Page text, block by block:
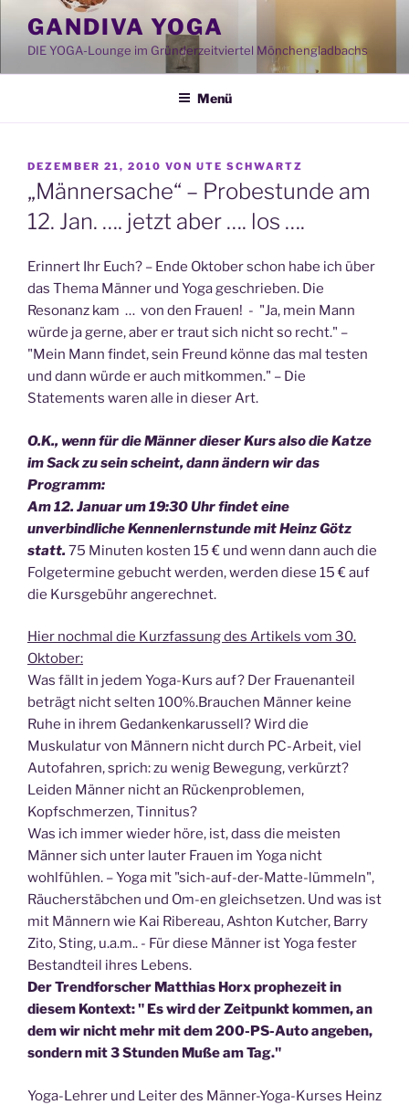
Inhalt
springen
GANDIVA YOGA
DIE YOGA-Lounge im Gründerzeitviertel Mönchengladbachs
Menü
VERÖFFENTLICHT
AM
DEZEMBER 21, 2010 VON UTE SCHWARTZ
„Männersache“ – Probestunde am
12. Jan. …. jetzt aber …. los ….
Erinnert Ihr Euch? – Ende Oktober schon habe ich über
das Thema Männer und Yoga geschrieben. Die
Resonanz kam … von den Frauen! - "Ja, mein Mann
würde ja gerne, aber er traut sich nicht so recht." –
"Mein Mann findet, sein Freund könne das mal testen
und dann würde er auch mitkommen." – Die
Statements waren alle in dieser Art.
O.K., wenn für die Männer dieser Kurs also die Katze
im Sack zu sein scheint, dann ändern wir das
Programm:
Am 12. Januar um 19:30 Uhr findet eine
unverbindliche Kennenlernstunde mit Heinz Götz
statt. 75 Minuten kosten 15 € und wenn dann auch die
Folgetermine gebucht werden, werden diese 15 € auf
die Kursgebühr angerechnet.
Hier nochmal die Kurzfassung des Artikels vom 30.
Oktober:
Was fällt in jedem Yoga-Kurs auf? Der Frauenanteil
beträgt nicht selten 100%.Brauchen Männer keine
Ruhe in ihrem Gedankenkarussell? Wird die
Muskulatur von Männern nicht durch PC-Arbeit, viel
Autofahren, sprich: zu wenig Bewegung, verkürzt?
Leiden Männer nicht an Rückenproblemen,
Kopfschmerzen, Tinnitus?
Was ich immer wieder höre, ist, dass die meisten
Männer sich unter lauter Frauen im Yoga nicht
wohlfühlen. – Yoga mit "sich-auf-der-Matte-lümmeln",
Räucherstäbchen und Om-en gleichsetzen. Und was ist
mit Männern wie Kai Ribereau, Ashton Kutcher, Barry
Zito, Sting, u.a.m.. - Für diese Männer ist Yoga fester
Bestandteil ihres Lebens.
Der Trendforscher Matthias Horx prophezeit in
diesem Kontext: " Es wird der Zeitpunkt kommen, an
dem wir nicht mehr mit dem 200-PS-Auto angeben,
sondern mit 3 Stunden Muße am Tag."
Yoga-Lehrer und Leiter des Männer-Yoga-Kurses Heinz